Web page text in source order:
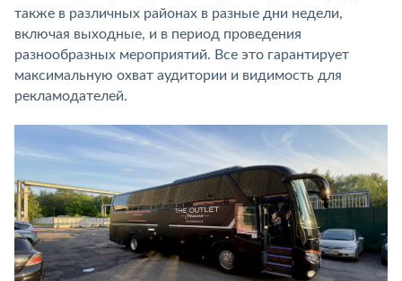
также в различных районах в разные дни недели,
включая выходные, и в период проведения
разнообразных мероприятий. Все это гарантирует
максимальную охват аудитории и видимость для
рекламодателей.